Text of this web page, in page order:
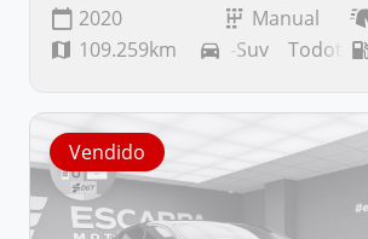
2020 Manual
109.259km
Todoterreno-Suv
Vendido